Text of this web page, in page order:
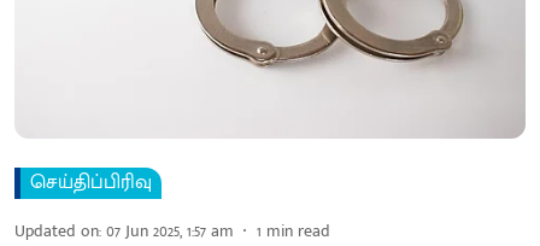
செய்திப்பிரிவு
Updated on:07 Jun 2025, 1:57 am 1 min read